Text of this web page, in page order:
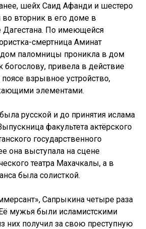
шейх Саид Афанди и шестеро
вторник в его доме в
Дагестана. По имеющейся
смертница Аминат
паломницы проникла в дом
богослову, привела в действие
взрывное устройство,
элементами.
русской и до принятия ислама
факультета актёрского
государственного
она выступала на сцене
театра Махачкалы, а в
была солисткой.
Сапрыкина четыре раза
мужья были исламистскими
них получил за свою преступную